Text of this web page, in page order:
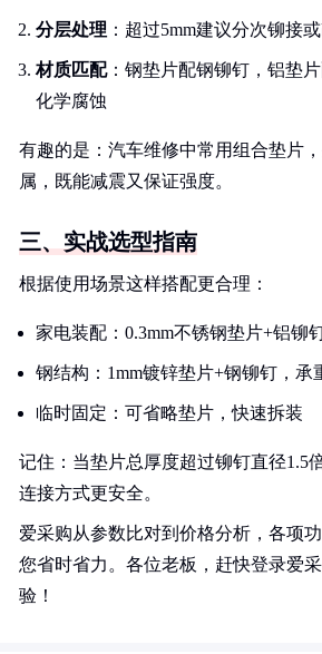
分层处理 ：超过5mm建议分次铆接
材质匹配：钢垫片配钢铆钉，铝垫
化学腐蚀
有趣的是：汽车维修中常用组合垫片
属，既能减震又保证强度。
三、实战选型指南
根据使用场景这样搭配更合理：
家电装配：0.3mm不锈钢垫片+铝铆
钢结构：1mm镀锌垫片+钢铆钉，承
临时固定：可省略垫片，快速拆装
记住：当垫片总厚度超过铆钉直径1.5
连接方式更安全。
爱采购从参数比对到价格分析，各项
您省时省力。各位老板，赶快登录爱
验！